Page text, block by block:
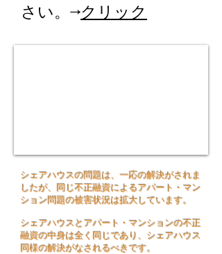
さい。→クリック
シェアハウスの問題は、一応の解決がされま
したが、同じ不正融資によるアパート・マン
ション問題の被害状況は拡大しています。
シェアハウスとアパート・マンションの不正
融資の中身は全く同じであり、シェアハウス
同様の解決がなされるべきです。